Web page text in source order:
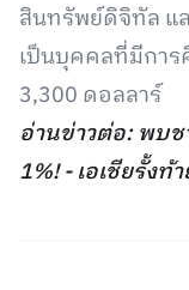
สินทรัพย์ดิจิทัล แ
เป็นบุคคลที่มีกา
3,300 ดอลลาร์
อ่านข่าวต่อ: พบช
1%! - เอเชียรั้งท้